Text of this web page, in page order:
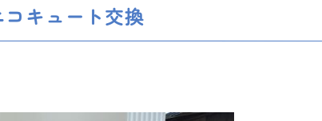
キュート交換